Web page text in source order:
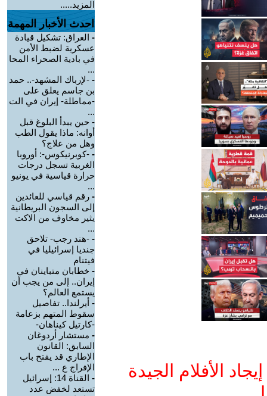
الأفلام الجيدة
المزيد.....
احدث الأخبار المهمة
- العراق: تشكيل قيادة
عسكرية لضبط الأمن
في بادية الصحراء المحا
...
- -لإرباك المشهد-.. حمد
بن جاسم يعلق على
-مماطلة- إيران في الت
...
- حين يبدأ البلوغ قبل
أوانه: ماذا يقول الطب
وهل من علاج؟
- -كوبرنيكوس-: أوروبا
الغربية تسجل درجات
حرارة قياسية في يونيو
...
- رقم قياسي للعائدين
إلى السجون البريطانية
يثير مخاوف من الاكت
...
- -هند رجب- تلاحق
جنديا إسرائيليا في
فيتنام
- خطابان متباينان في
إيران.. إلى من يجب أن
يستمع العالم؟
- أيرلندا.. تفاصيل
سقوط المتهم بزعامة
-كارتيل كيناهان-
- مستشار أردوغان
السابق: القانون
الإطاري قد يفتح باب
الإفراج ع ...
-
القناة 14: إسرائيل
تستعد لخفض عدد